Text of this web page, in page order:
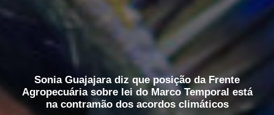
Sonia Guajajara diz que posição da Frente
Agropecuária sobre lei do Marco Temporal está
na contramão dos acordos climáticos